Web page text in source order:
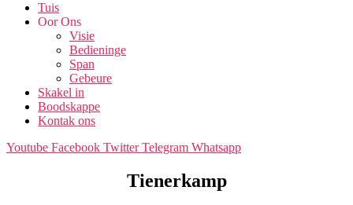
Tuis
Oor Ons
Visie
Bedieninge
Span
Gebeure
Skakel in
Boodskappe
Kontak ons
Youtube Facebook Twitter Telegram Whatsapp
Tienerkamp